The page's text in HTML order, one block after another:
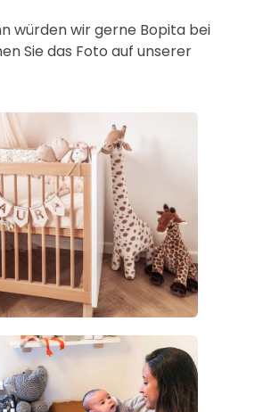
würden wir gerne Bopita bei
Sie das Foto auf unserer